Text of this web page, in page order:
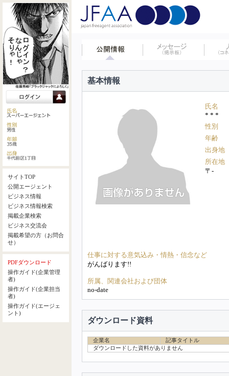
サイトTOP
公開エージェント
ビジネス情報
ビジネス情報検索
掲載企業検索
ビジネス交流会
掲載希望の方（お問合
せ）
PDFダウンロード
操作ガイド(企業管理
者)
操作ガイド(企業担当
者)
操作ガイド(エージェ
ント)
基本情報
氏名
* * *
性別
年齢
出身地
所在地
〒-
仕事に対する意気込み・情熱・信念など
がんばります!!
所属、関連会社および団体
no-date
ダウンロード資料
企業名
記事タイトル
ダウンロードした資料がありません